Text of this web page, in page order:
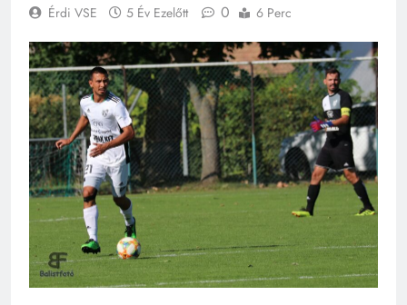
Érdi VSE 5 Év Ezelőtt 0 6 Perc